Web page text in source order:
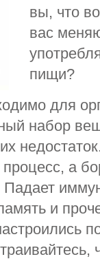
вы, что
вас
пищи?
для
набор
а
и